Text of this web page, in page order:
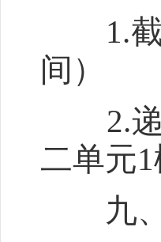
1.截
间）
2.递
二单元1
九、